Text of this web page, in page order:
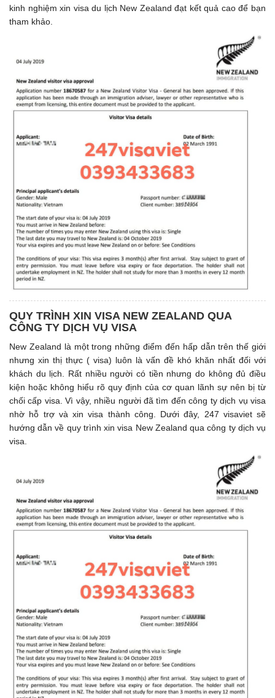
kinh nghiệm xin visa du lịch New Zealand đạt kết quả cao để bạn
tham khảo.
QUY TRÌNH XIN VISA NEW ZEALAND QUA
CÔNG TY DỊCH VỤ VISA
New Zealand là một trong những điểm đến hấp dẫn trên thế giới
nhưng xin thị thực ( visa) luôn là vấn đề khó khăn nhất đối với
khách du lịch. Rất nhiều người có tiền nhưng do không đủ điều
kiện hoặc không hiểu rõ quy định của cơ quan lãnh sự nên bị từ
chối cấp visa. Vì vậy, nhiều người đã tìm đến công ty dịch vụ visa
nhờ hỗ trợ và xin visa thành công. Dưới đây, 247 visaviet sẽ
hướng dẫn về quy trình xin visa New Zealand qua công ty dịch vụ
visa.